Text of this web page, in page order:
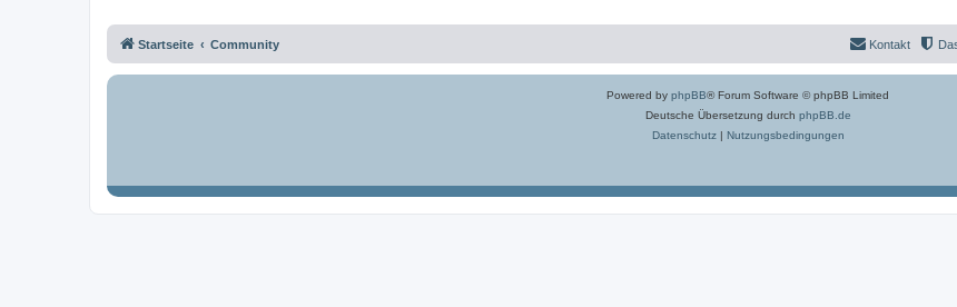
Startseite Community Kontakt
Powered by phpBB® Forum Software © phpBB Limited
Deutsche Übersetzung durch phpBB.de
Datenschutz| Nutzungsbedingungen